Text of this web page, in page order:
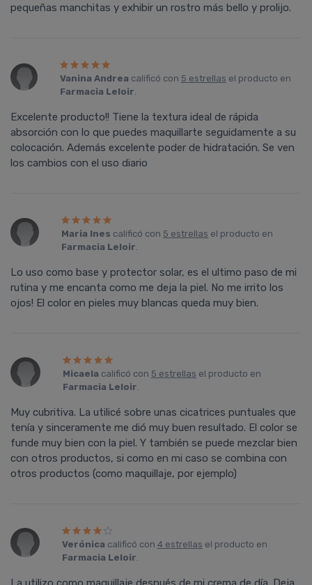
pequeñas manchitas y exhibir un rostro más bello y prolijo.
Vanina Andrea calificó con 5 estrellas el producto en
Farmacia Leloir.
Excelente producto!! Tiene la textura ideal de rápida
absorción con lo que puedes maquillarte seguidamente a su
colocación. Además excelente poder de hidratación. Se ven
los cambios con el uso diario
Maria Ines calificó con 5 estrellas el producto en
Farmacia Leloir.
Lo uso como base y protector solar, es el ultimo paso de mi
rutina y me encanta como me deja la piel. No me irrito los
ojos! El color en pieles muy blancas queda muy bien.
Micaela calificó con 5 estrellas el producto en
Farmacia Leloir.
Muy cubritiva. La utilicé sobre unas cicatrices puntuales que
tenía y sinceramente me dió muy buen resultado. El color se
funde muy bien con la piel. Y también se puede mezclar bien
con otros productos, si como en mi caso se combina con
otros productos (como maquillaje, por ejemplo)
Verónica calificó con 4 estrellas el producto en
Farmacia Leloir.